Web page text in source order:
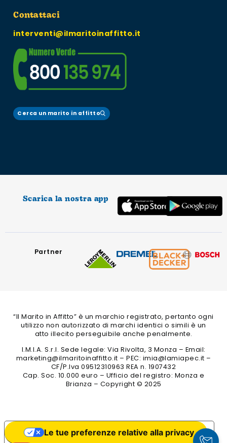
Contattaci
interventi@ilmaritoinaffitto.it
Cerca un marito in affitto
Scarica la nostra app
Partner
“Il Marito in Affitto” è un marchio registrato, pertanto ogni
utilizzo non autorizzato di marchi identici o simili è un
atto illecito perseguibile anche penalmente.
I.M.I.A. S.r.l. Sede legale: Via Rivolta, 3 Monza – Email:
marketing@ilmaritoinaffitto.it – PEC: imia@lamiapec.it –
CF/P.Iva 09512310963 REA n. 1907432
Cap. Soc. 10.000 euro – Ufficio del registro: Monza e
Brianza – Copyright © 2025
Le tue preferenze relative alla privacy